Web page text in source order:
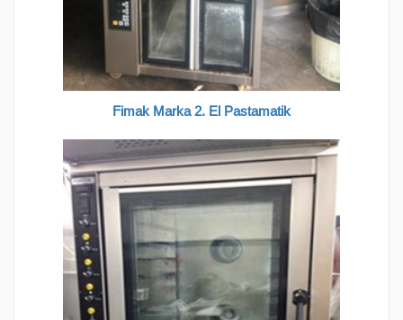
Fimak Marka 2. El Pastamatik